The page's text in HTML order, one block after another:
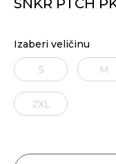
SNKR PTCH
Izaberi veličinu
S M
2XL